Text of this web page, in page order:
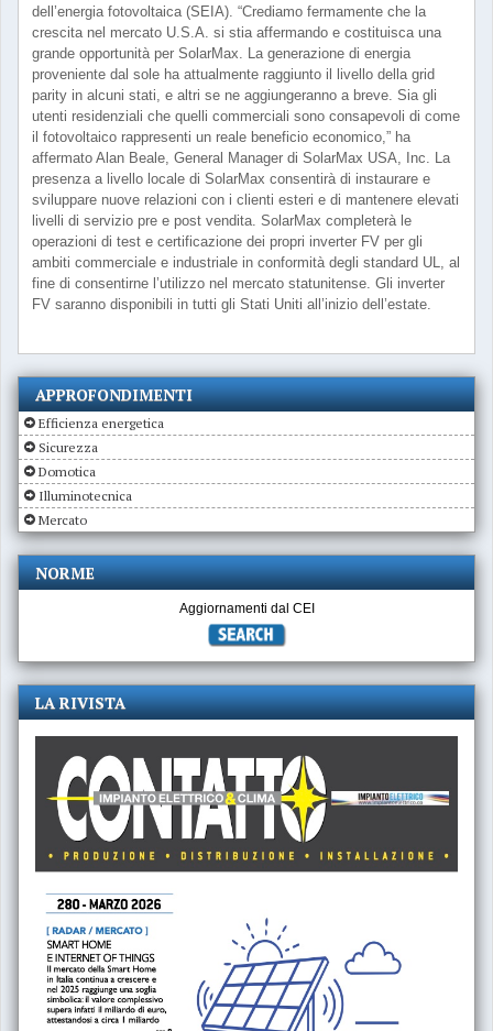
dell’energia fotovoltaica (SEIA). “Crediamo fermamente che la
crescita nel mercato U.S.A. si stia affermando e costituisca una
grande opportunità per SolarMax. La generazione di energia
proveniente dal sole ha attualmente raggiunto il livello della grid
parity in alcuni stati, e altri se ne aggiungeranno a breve. Sia gli
utenti residenziali che quelli commerciali sono consapevoli di come
il fotovoltaico rappresenti un reale beneficio economico,” ha
affermato Alan Beale, General Manager di SolarMax USA, Inc. La
presenza a livello locale di SolarMax consentirà di instaurare e
sviluppare nuove relazioni con i clienti esteri e di mantenere elevati
livelli di servizio pre e post vendita. SolarMax completerà le
operazioni di test e certificazione dei propri inverter FV per gli
ambiti commerciale e industriale in conformità degli standard UL, al
fine di consentirne l’utilizzo nel mercato statunitense. Gli inverter
FV saranno disponibili in tutti gli Stati Uniti all’inizio dell’estate.
APPROFONDIMENTI
Efficienza energetica
Sicurezza
Domotica
Illuminotecnica
Mercato
NORME
Aggiornamenti dal CEI
LA RIVISTA